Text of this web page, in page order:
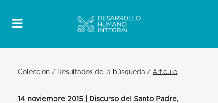
Colección / Resultados de la búsqueda /Artículo
14 noviembre 2015 | Discurso del Santo Padre,